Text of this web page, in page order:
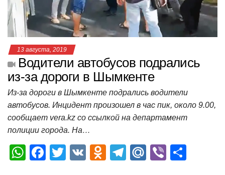
ki
13 августа, 2019
Водители автобусов подрались
из-за дороги в Шымкенте
Из-за дороги в Шымкенте подрались водители
автобусов. Инцидент произошел в час пик, около 9.00,
сообщает vera.kz со ссылкой на департамент
полиции города. На…
W
F
T
V
O
T
M
Vi